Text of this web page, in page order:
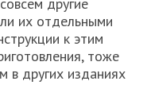
их отдельными
к этим
тоже
в других изданиях